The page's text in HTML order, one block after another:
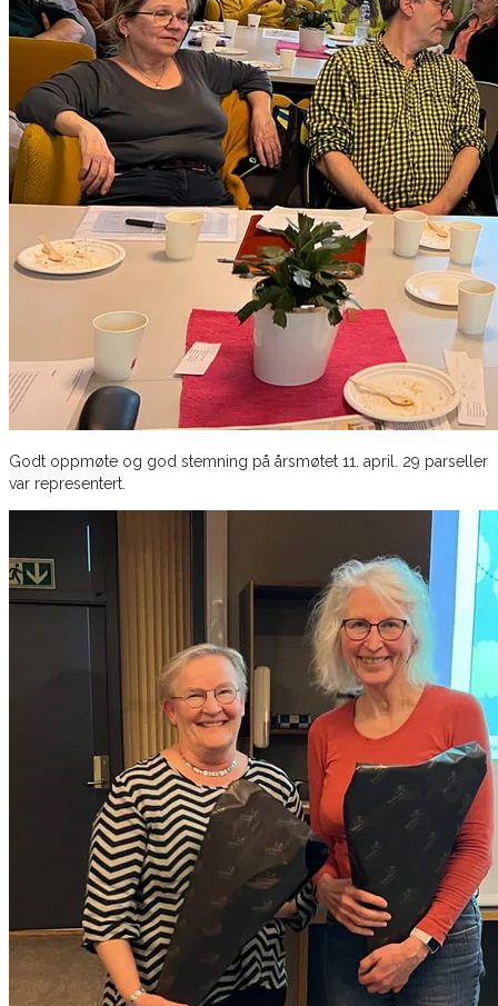
Godt oppmøte og god stemning på årsmøtet 11. april. 29 parseller
var representert.